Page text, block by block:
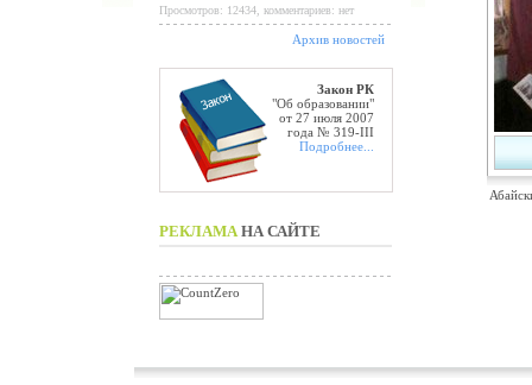
Просмотров: 12434, комментариев: нет
Архив новостей
Закон РК
"Об образовании"
от 27 июля 2007
года № 319-III
Подробнее...
РЕКЛАМАНА САЙТЕ